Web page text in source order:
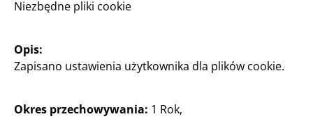
Zobacz godziny otwarcia
Niezbędne pliki cookie
Opis:
Zapisano ustawienia użytkownika dla plików cookie.
Okres przechowywania: 1 Rok,